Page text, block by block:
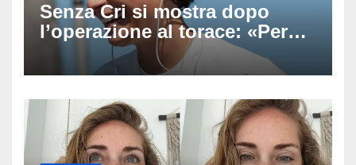
Senza Cri si mostra dopo
l’operazione al torace: «Per
anni mi sentivo in trappola», il
racconto sul difficile percorso